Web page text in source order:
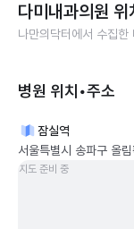
다미내과의원 위
나만의닥터에서 수집한
병원 위치•주소
잠실역
서울특별시 송파구 올
지도 준비 중